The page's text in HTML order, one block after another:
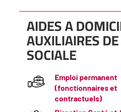
AIDES A
AUXILIAIRES
SOCIALE
(Nouvelle
fenêtre)
Emploi permanent
(fonctionnaires et
contractuels)